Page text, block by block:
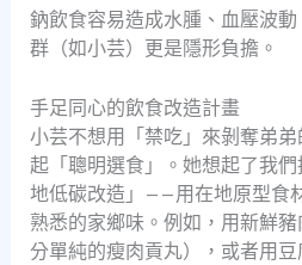
鈉飲食容易造成水腫、血壓波
群（如小芸）更是隱形負擔。
手足同心的飲食改造計畫
小芸不想用「禁吃」來剝奪弟
起「聰明選食」。她想起了我
地低碳改造」——用在地原型食
熟悉的家鄉味。例如，用新鮮
分單純的瘦肉貢丸），或者用